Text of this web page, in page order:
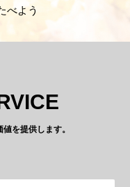
べよう
を提供します。